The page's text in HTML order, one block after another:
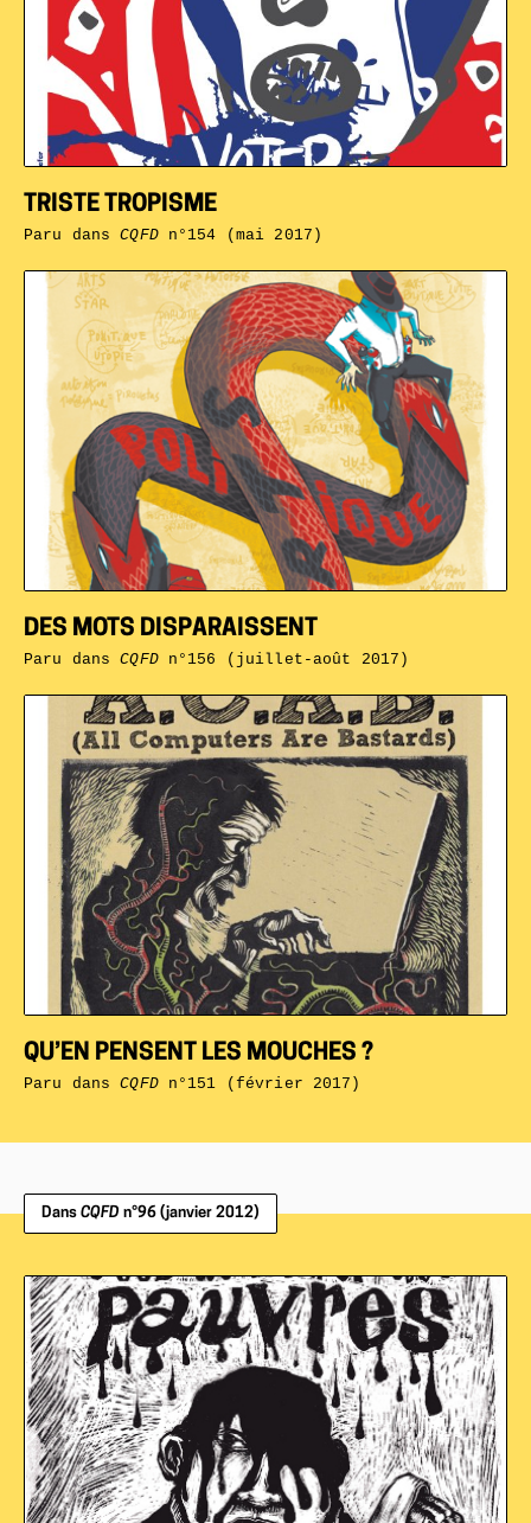
QU’EN PENSENT LES MOUCHES ?
Paru dansCQFDn°151 (février 2017)
DES MOTS DISPARAISSENT
Paru dansCQFDn°156 (juillet-août 2017)
TRISTE TROPISME
Paru dansCQFDn°154 (mai 2017)
Dans CQFD n°96 (janvier 2012)